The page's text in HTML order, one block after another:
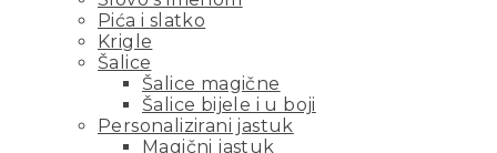
Pića i slatko
Krigle
Šalice
Šalice magične
Šalice bijele i u boji
Personalizirani jastuk
Magični jastuk